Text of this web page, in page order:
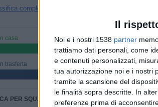
Il
Noi e i nostri 1538 partner
trattiamo dati personali, come
e contenuti personalizzati,
tua autorizzazione noi e i nostri
tramite la scansione del
le finalità sopra descritte. In
preferenze prima di
completa
casa
53,85%
trasferta
46,15%
PER SQUADRE